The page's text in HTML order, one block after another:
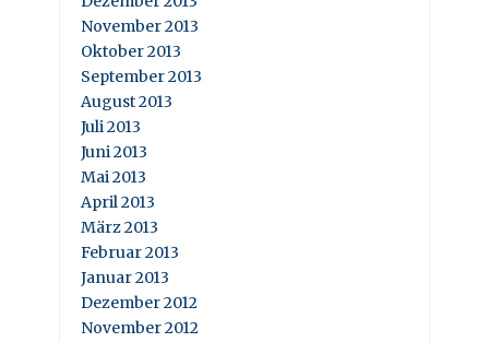
November 2013
Oktober 2013
September 2013
August 2013
Juli 2013
Juni 2013
Mai 2013
April 2013
März 2013
Februar 2013
Januar 2013
Dezember 2012
November 2012